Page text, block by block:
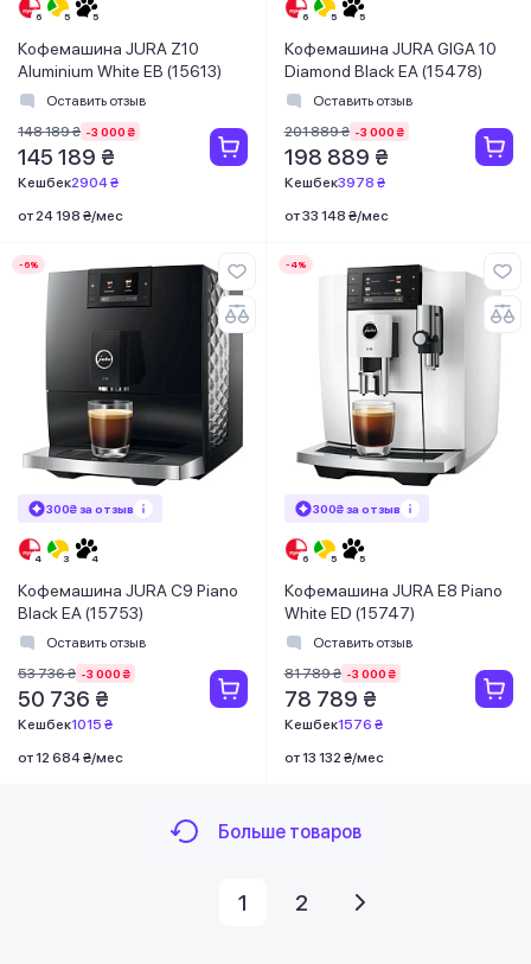
Кофемашина JURA Z10
Aluminium White EB (15613)
Оставить отзыв
148 189 ₴ -3 000 ₴
145 189 ₴
Кешбек2904 ₴
от 24 198 ₴/мес
Кофемашина JURA GIGA 10
Diamond Black EA (15478)
Оставить отзыв
201 889 ₴ -3 000 ₴
198 889 ₴
Кешбек3978 ₴
от 33 148 ₴/мес
-6%
300₴ за отзыв
Кофемашина JURA C9 Piano
Black EA (15753)
Оставить отзыв
53 736 ₴ -3 000 ₴
50 736 ₴
Кешбек1015 ₴
от 12 684 ₴/мес
-4%
300₴ за отзыв
Кофемашина JURA E8 Piano
White ED (15747)
Оставить отзыв
81 789 ₴ -3 000 ₴
78 789 ₴
Кешбек1576 ₴
от 13 132 ₴/мес
Больше товаров
1 2